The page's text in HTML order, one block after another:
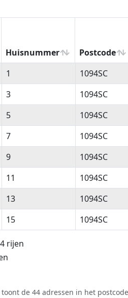
Huisnummer Postcode
Huisnummer Postcode
1 1094SC
3 1094SC
5 1094SC
7 1094SC
9 1094SC
11 1094SC
13 1094SC
15 1094SC
rijen
de 44 adressen in het